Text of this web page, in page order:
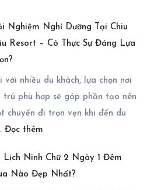
Nghiệm Nghỉ Dưỡng Tại Chiu
Resort – Có Thực Sự Đáng Lựa
với nhiều du khách, lựa chọn nơi
trú phù hợp sẽ góp phần tạo nên
chuyến đi trọn vẹn khi đến du
Đọc thêm
Nghiệm
Nghỉ
Lịch Ninh Chữ 2 Ngày 1 Đêm
Nào Đẹp Nhất?